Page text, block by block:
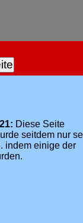
Diese Seite
seitdem nur
indem einige der